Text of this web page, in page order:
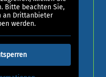
Bitte beachten Sie,
an Drittanbieter
werden.